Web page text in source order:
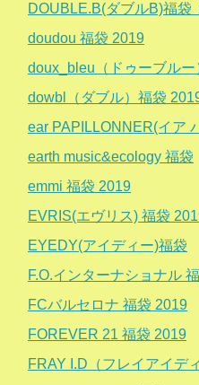
DOUBLE.B(ダブルB)福袋
doudou 福袋 2019
doux_bleu（ドゥーブル
dowbl（ダブル）福袋
ear PAPILLONNER(イア
earth music&ecology 福袋
emmi 福袋 2019
EVRIS(エヴリス) 福袋
EYEDY(アイディー)福袋
F.O.インターナショナル
FCバルセロナ 福袋 2019
FOREVER 21 福袋 2019
FRAY I.D（フレイアイデ